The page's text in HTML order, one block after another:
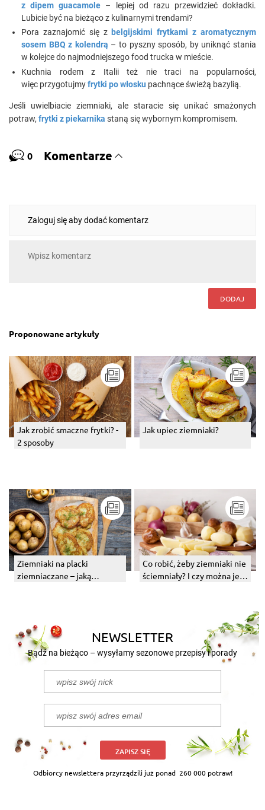
z dipem guacamole – lepiej od razu przewidzieć dokładki.
Lubicie być na bieżąco z kulinarnymi trendami?
Pora zaznajomić się z belgijskimi frytkami z aromatycznym
sosem BBQ z kolendrą – to pyszny sposób, by uniknąć stania
w kolejce do najmodniejszego food trucka w mieście.
Kuchnia rodem z Italii też nie traci na popularności,
więc przygotujmyfrytki po włosku pachnące świeżą bazylią.
Jeśli uwielbiacie ziemniaki, ale staracie się unikać smażonych
potraw, frytki z piekarnika staną się wybornym kompromisem.
0 Komentarze
Zaloguj się aby dodać komentarz
DODAJ
Proponowane artykuły
Jak zrobić smaczne frytki? -
2 sposoby
Jak upiec ziemniaki?
Ziemniaki na placki
ziemniaczane – jaką
Co robić, żeby ziemniaki nie
ściemniały? I czy można jeść
NEWSLETTER
Bądź na bieżąco – wysyłamy sezonowe przepisy i porady
ZAPISZ SIĘ
Odbiorcy newslettera przyrządzili już ponad 260 000 potraw!